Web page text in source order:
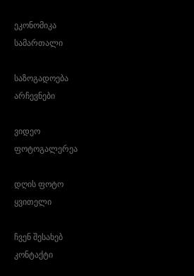
ეკონომიკა
სამართალი
საზოგადოება
არჩევნები
ვიდეო
ფოტოგალერეა
დღის ფოტო
ყვითელი
ჩვენ შესახებ
კონტაქტი